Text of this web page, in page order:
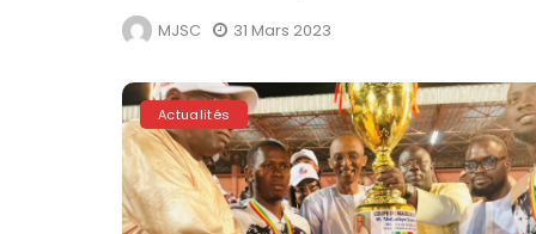
MJSC 31 Mars 2023
Actualités